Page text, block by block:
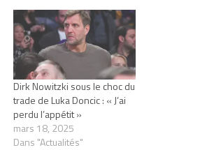
Dirk Nowitzki sous le choc du
trade de Luka Doncic : « J’ai
perdu l’appétit »
mars 18, 2025
Dans "Actualités"